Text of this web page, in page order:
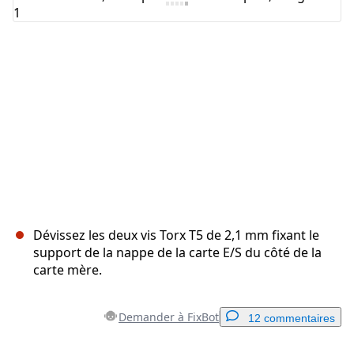
Dévissez les deux vis Torx T5 de 2,1 mm fixant le
support de la nappe de la carte E/S du côté de la
carte mère.
Demander à FixBot 12 commentaires